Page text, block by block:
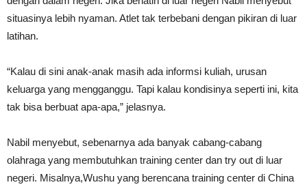
situasinya lebih nyaman. Atlet tak terbebani dengan pikiran di luar
latihan.
“Kalau di sini anak-anak masih ada informsi kuliah, urusan
keluarga yang mengganggu. Tapi kalau kondisinya seperti ini, kita
tak bisa berbuat apa-apa,” jelasnya.
Nabil menyebut, sebenarnya ada banyak cabang-cabang
olahraga yang membutuhkan training center dan try out di luar
negeri. Misalnya,Wushu yang berencana training center di China